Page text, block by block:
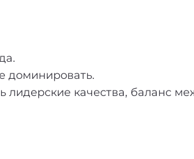
доминировать.
лидерские качества, баланс